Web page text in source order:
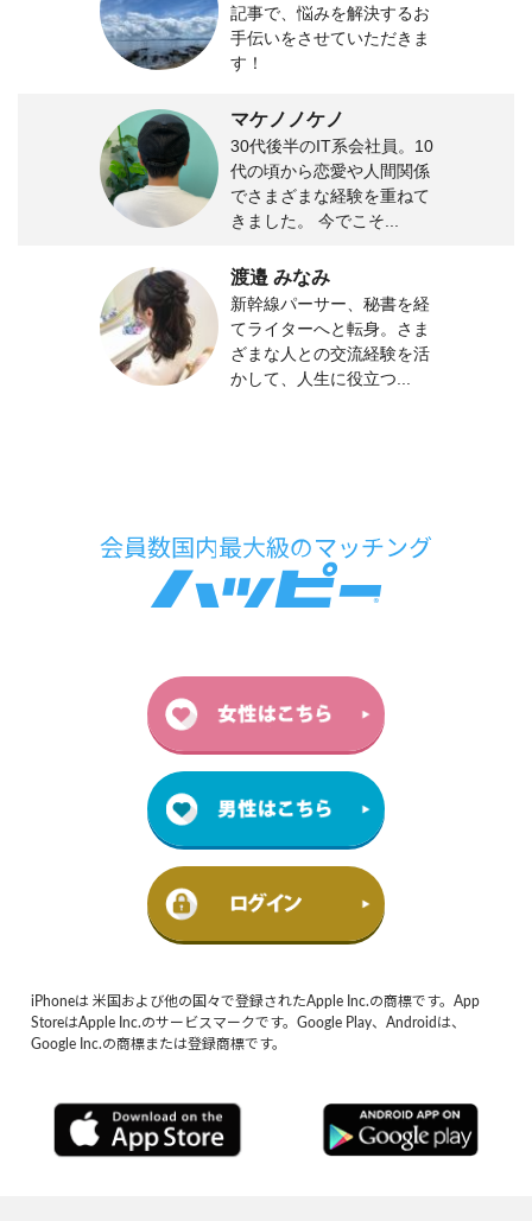
記事で、悩みを解決するお
手伝いをさせていただきま
す！
マケノノケノ
30代後半のIT系会社員。10
代の頃から恋愛や人間関係
でさまざまな経験を重ねて
きました。 今でこそ...
渡邉 みなみ
新幹線パーサー、秘書を経
てライターへと転身。さま
ざまな人との交流経験を活
かして、人生に役立つ...
iPhoneは 米国および他の国々で登録されたApple Inc.の商標です。App
StoreはApple Inc.のサービスマークです。Google Play、Androidは、
Google Inc.の商標または登録商標です。